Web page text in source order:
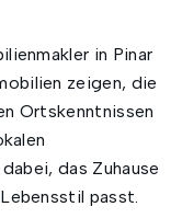
in Pinar
zeigen, die
Ortskenntnissen
das Zuhause
passt.